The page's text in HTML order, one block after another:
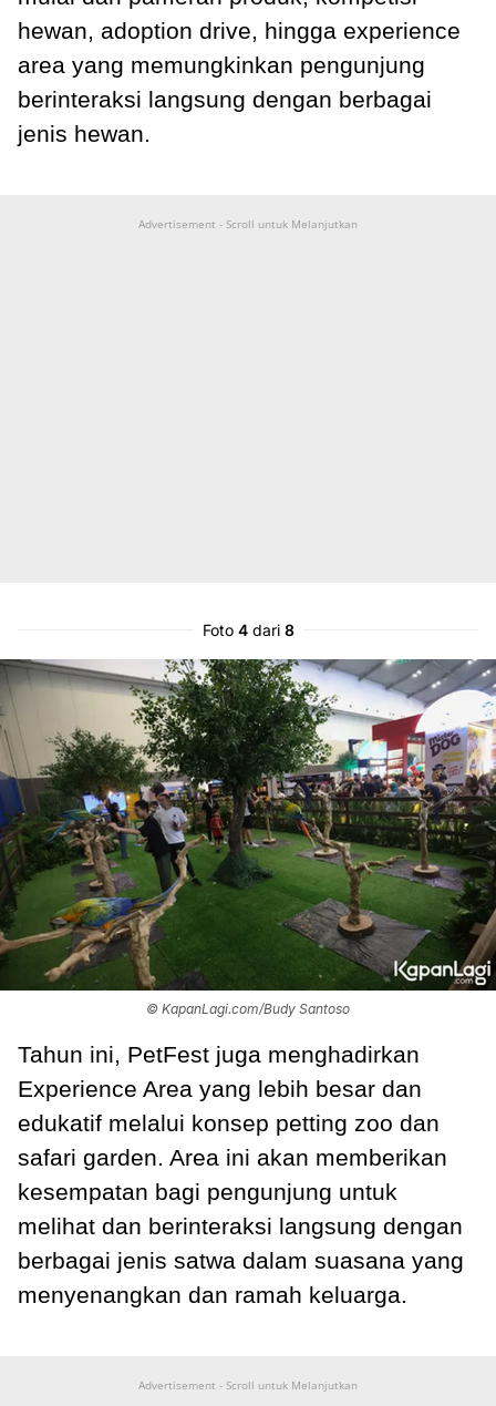
hewan, adoption drive, hingga experience
area yang memungkinkan pengunjung
berinteraksi langsung dengan berbagai
jenis hewan.
Advertisement - Scroll untuk Melanjutkan
Foto 4dari 8
© KapanLagi.com/Budy Santoso
Tahun ini, PetFest juga menghadirkan
Experience Area yang lebih besar dan
edukatif melalui konsep petting zoo dan
safari garden. Area ini akan memberikan
kesempatan bagi pengunjung untuk
melihat dan berinteraksi langsung dengan
berbagai jenis satwa dalam suasana yang
menyenangkan dan ramah keluarga.
Advertisement - Scroll untuk Melanjutkan